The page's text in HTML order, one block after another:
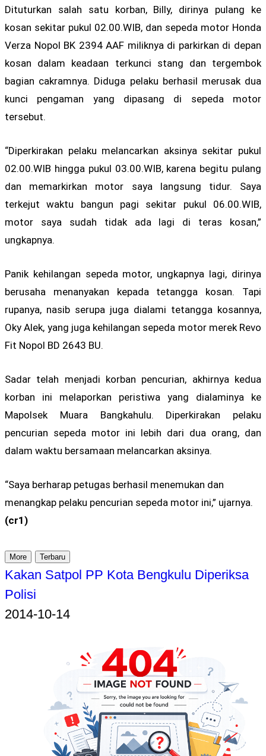
Dituturkan salah satu korban, Billy, dirinya pulang ke
kosan sekitar pukul 02.00.WIB, dan sepeda motor Honda
Verza Nopol BK 2394 AAF miliknya di parkirkan di depan
kosan dalam keadaan terkunci stang dan tergembok
bagian cakramnya. Diduga pelaku berhasil merusak dua
kunci pengaman yang dipasang di sepeda motor
tersebut.
“Diperkirakan pelaku melancarkan aksinya sekitar pukul
02.00.WIB hingga pukul 03.00.WIB, karena begitu pulang
dan memarkirkan motor saya langsung tidur. Saya
terkejut waktu bangun pagi sekitar pukul 06.00.WIB,
motor saya sudah tidak ada lagi di teras kosan,”
ungkapnya.
Panik kehilangan sepeda motor, ungkapnya lagi, dirinya
berusaha menanyakan kepada tetangga kosan. Tapi
rupanya, nasib serupa juga dialami tetangga kosannya,
Oky Alek, yang juga kehilangan sepeda motor merek Revo
Fit Nopol BD 2643 BU.
Sadar telah menjadi korban pencurian, akhirnya kedua
korban ini melaporkan peristiwa yang dialaminya ke
Mapolsek Muara Bangkahulu. Diperkirakan pelaku
pencurian sepeda motor ini lebih dari dua orang, dan
dalam waktu bersamaan melancarkan aksinya.
“Saya berharap petugas berhasil menemukan dan
menangkap pelaku pencurian sepeda motor ini,” ujarnya.
(cr1)
More Terbaru
Kakan Satpol PP Kota Bengkulu Diperiksa
Polisi
2014-10-14